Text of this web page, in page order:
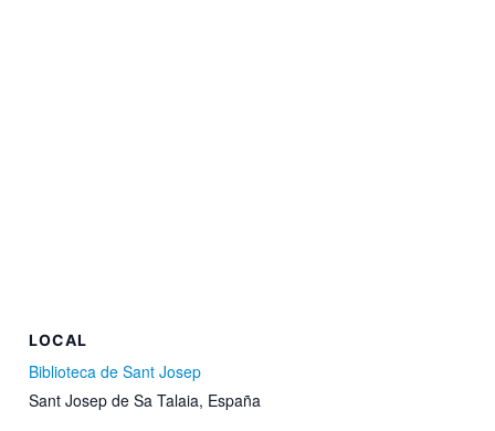
LOCAL
Biblioteca de Sant Josep
Sant Josep de Sa Talaia, España